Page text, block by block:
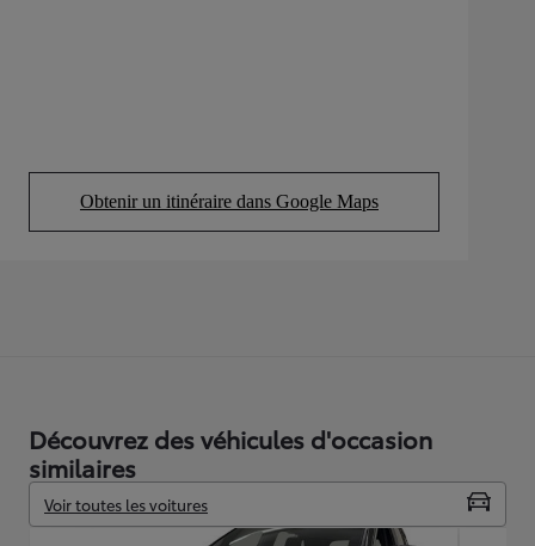
Obtenir un itinéraire dans Google Maps
(Opens in new tab)
Découvrez des véhicules d'occasion
similaires
Voir toutes les voitures